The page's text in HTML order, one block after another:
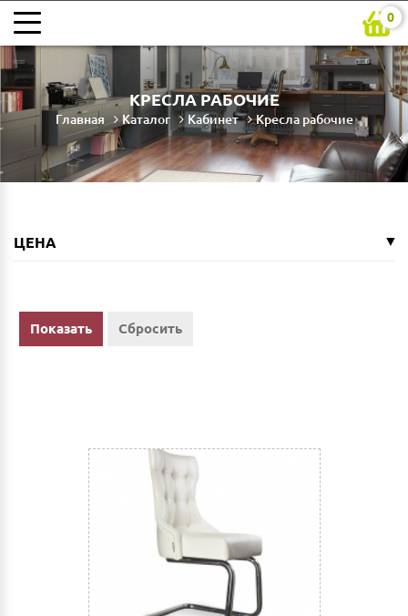
0
КРЕСЛА РАБОЧИЕ
Главная Каталог Кабинет Кресла рабочие
ЦЕНА
Показать Сбросить